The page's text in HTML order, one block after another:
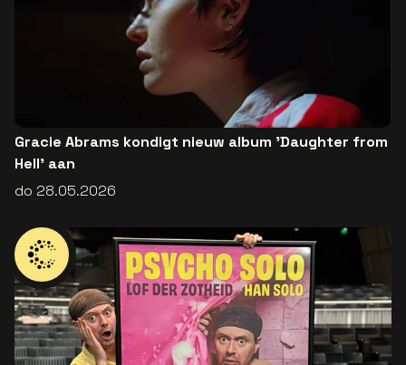
Gracie Abrams kondigt nieuw album 'Daughter from
Hell' aan
do 28.05.2026